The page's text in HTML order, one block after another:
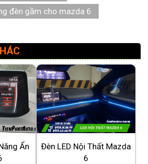
đèn gầm cho mazda 6
Ẩn
Đèn LED Nội Thất Mazda
6